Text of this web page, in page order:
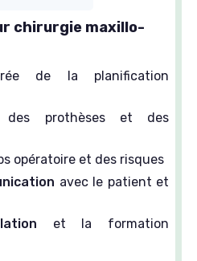
chirurgie maxillo-
de la planification
des prothèses et des
opératoire et des risques
avec le patient et
et la formation